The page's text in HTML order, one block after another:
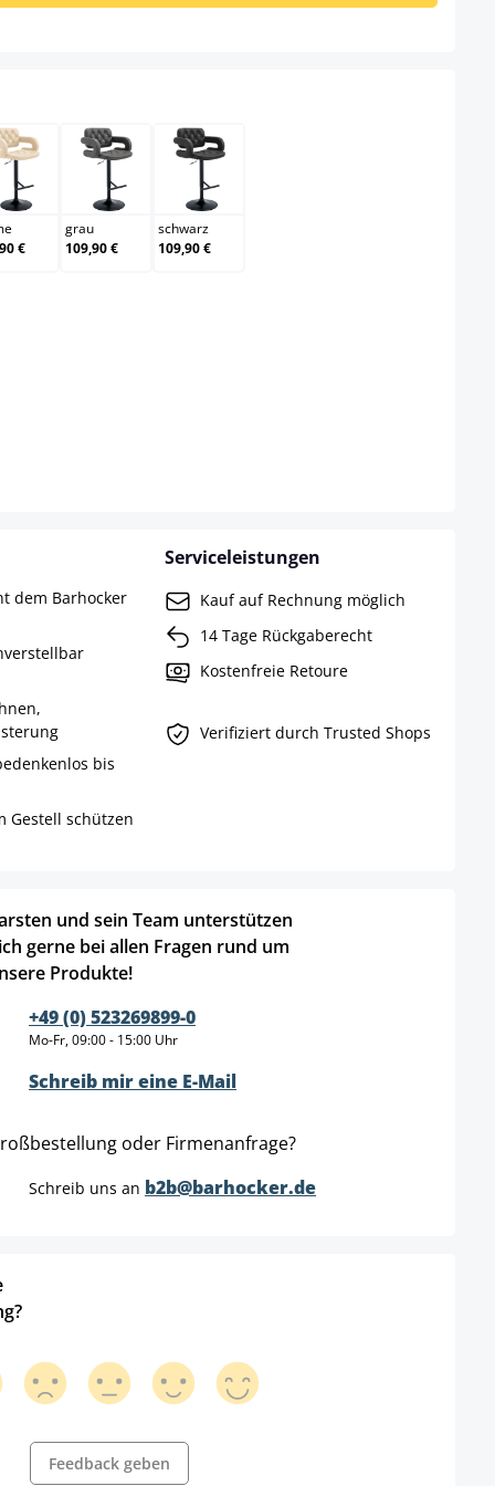
creme
€
grau
grau
109,90 €
schwarz
schwarz
109,90 €
dem Barhocker
bis
Gestell schützen
Serviceleistungen
Kauf auf Rechnung möglich
14 Tage Rückgaberecht
Kostenfreie Retoure
Verifiziert durch Trusted Shops
und sein Team unterstützen
gerne bei allen Fragen rund um
Produkte!
+49 (0) 523269899-0
Mo-Fr, 09:00 - 15:00 Uhr
Schreib mir eine E-Mail
oder Firmenanfrage?
Schreib uns an b2b@barhocker.de
Feedback geben